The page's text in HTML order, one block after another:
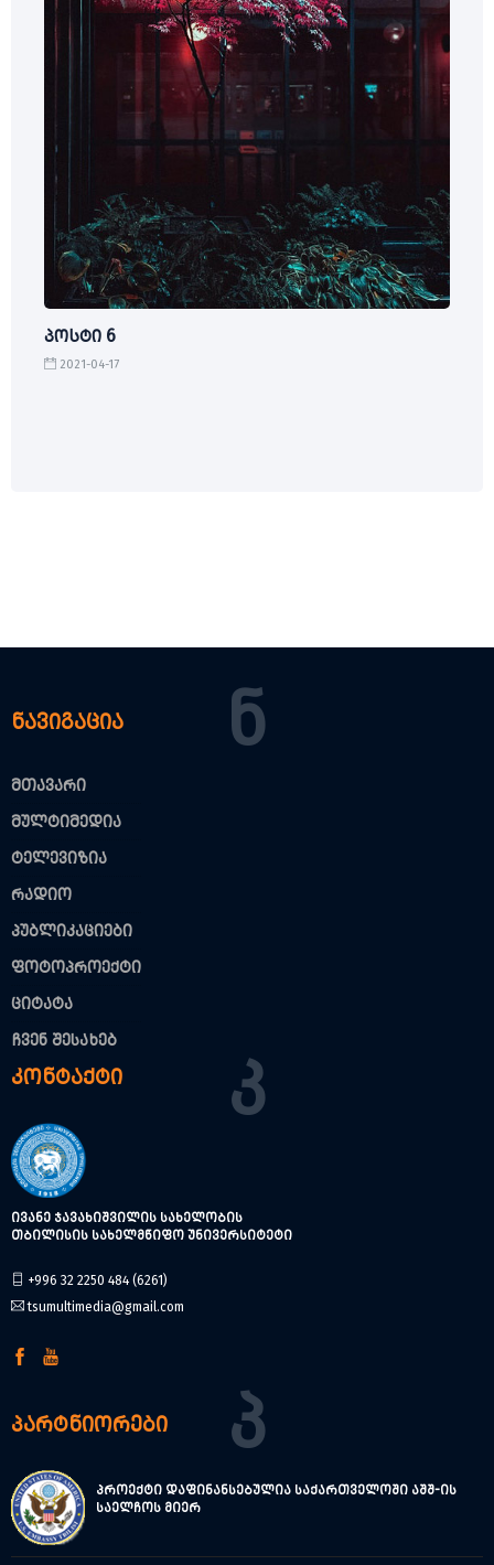
პოსტი 6
2021-04-17
ნავიგაცია Ნ
მთავარი
მულტიმედია
ტელევიზია
რადიო
პუბლიკაციები
ფოტოპროექტი
ციტატა
ჩვენ შესახებ
კონტაქტი Კ
ივანე ჯავახიშვილის სახელობის
თბილისის სახელმწიფო უნივერსიტეტი
+996 32 2250 484 (6261)
tsumultimedia@gmail.com
პარტნიორები Პ
პროექტი დაფინანსებულია საქართველოში აშშ-ის
საელჩოს მიერ